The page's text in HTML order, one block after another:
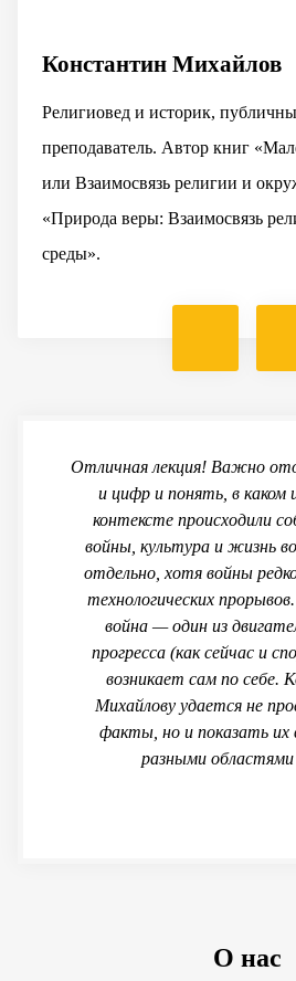
Константин Михайлов
Религиовед и историк,
преподаватель. Автор книг
или Взаимосвязь религии и
«Природа веры: Взаимосвязь
среды».
Отличная лекция! Важно
и цифр и понять, в каком
контексте происходили
войны, культура и жизнь
отдельно, хотя войны
технологических
война — один из
прогресса (как сейчас и
возникает сам по себе.
Михайлову удается не
факты, но и показать их
разными областями
О нас